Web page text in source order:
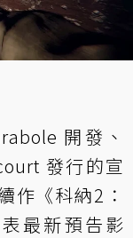
開發、
發行的宣
作《科納2：
最新預告影